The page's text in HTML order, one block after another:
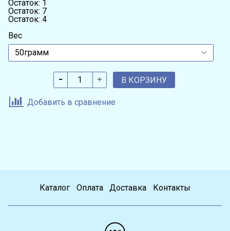
Остаток: 1
Остаток: 7
Остаток: 4
Вес
В КОРЗИНУ
Добавить в сравнение
Каталог Оплата Доставка Контакты